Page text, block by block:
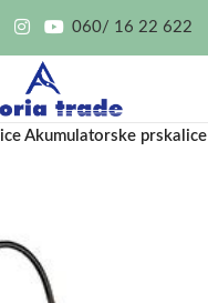
060/ 16 22 622
Akumulatorske prskalice